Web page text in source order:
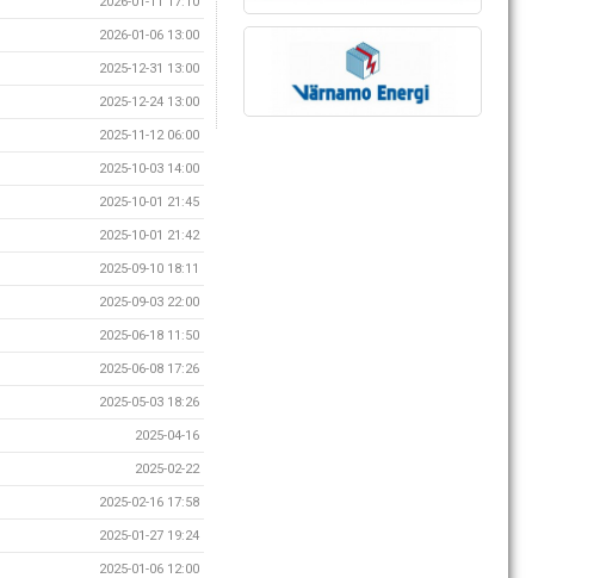
2026-01-06 13:00
2025-12-31 13:00
2025-12-24 13:00
2025-11-12 06:00
2025-10-03 14:00
2025-10-01 21:45
2025-10-01 21:42
2025-09-10 18:11
2025-09-03 22:00
2025-06-18 11:50
2025-06-08 17:26
2025-05-03 18:26
2025-04-16
2025-02-22
2025-02-16 17:58
2025-01-27 19:24
2025-01-06 12:00